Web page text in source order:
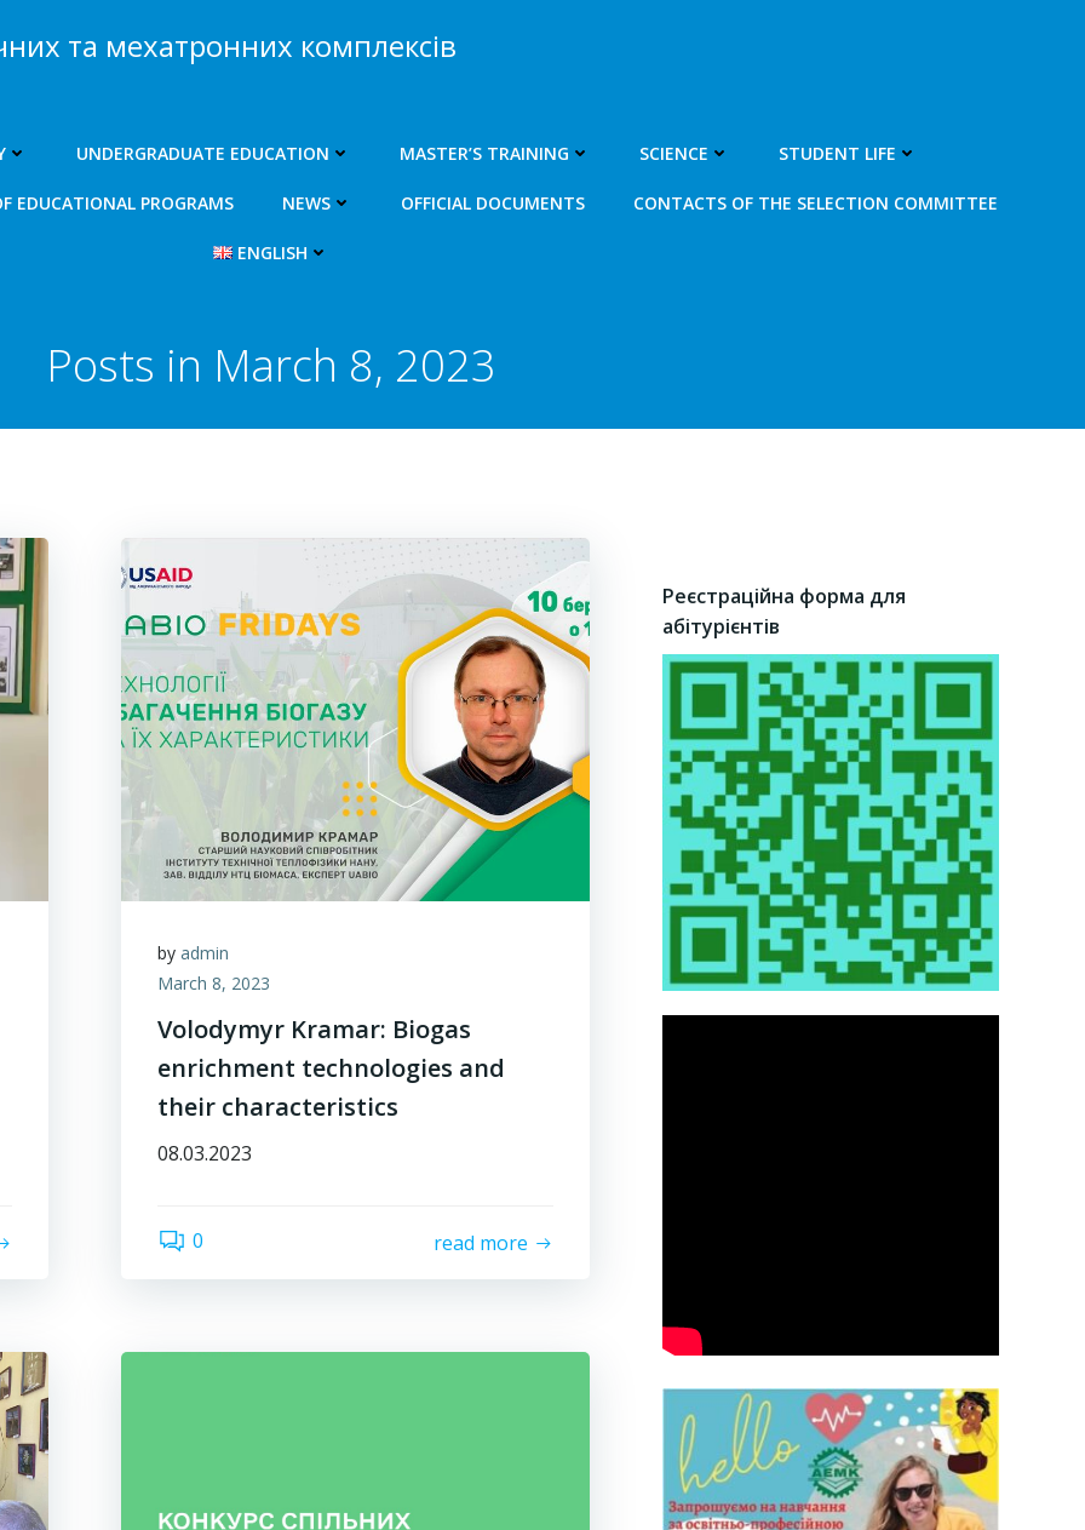
та мехатронних комплексів
UNDERGRADUATE EDUCATION MASTER’S TRAINING SCIENCE STUDENT LIFE
EDUCATIONAL PROGRAMS NEWS OFFICIAL DOCUMENTS CONTACTS OF THE SELECTION COMMITTEE
ENGLISH
Posts in March 8, 2023
by admin
March 8, 2023
Volodymyr Kramar: Biogas
enrichment technologies and
their characteristics
08.03.2023
0 read more
Реєстраційна форма для
абітурієнтів